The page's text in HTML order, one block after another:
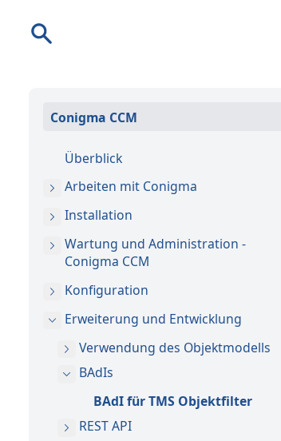
Suche
Conigma CCM
Überblick
Arbeiten mit Conigma
Installation
Wartung und Administration -
Conigma CCM
Konfiguration
Erweiterung und Entwicklung
Verwendung des Objektmodells
BAdIs
BAdI für TMS Objektfilter
REST API